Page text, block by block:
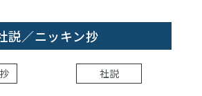
説／ニッキン抄
社説